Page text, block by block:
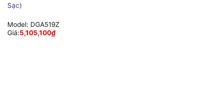
Sạc)
Model: DGA519Z
Giá:5,105,100₫